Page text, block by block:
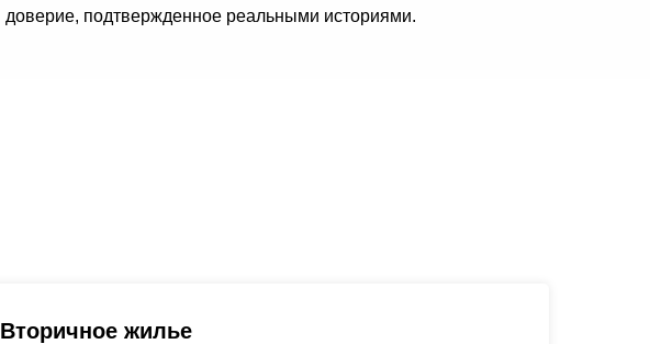
доверие, подтвержденное реальными историями.
Вторичное жилье